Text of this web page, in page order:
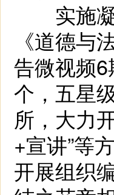
实施凝
《道德与
告微视频
个，五星
所，大力
+宣讲”等
开展组织